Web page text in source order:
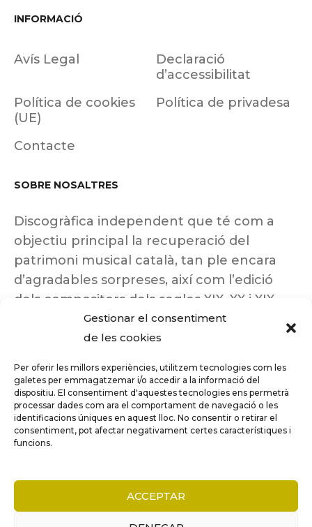
Gestionar el consentiment
de les cookies
Per oferir les millors experiències, utilitzem tecnologies com les
galetes per emmagatzemar i/o accedir a la informació del
dispositiu. El consentiment d'aquestes tecnologies ens permetrà
processar dades com ara el comportament de navegació o les
identificacions úniques en aquest lloc. No consentir o retirar el
consentiment, pot afectar negativament certes característiques i
funcions.
ACCEPTAR
INFORMACIÓ
Avís Legal
Declaració
d’accessibilitat
Política de cookies
(UE)
Política de privadesa
Contacte
SOBRE NOSALTRES
Discogràfica independent que té com a
objectiu principal la recuperació del
patrimoni musical català, tan ple encara
d’agradables sorpreses, així com l’edició
dels compositors dels segles XIX, XX i XIX
insuficientment coneguts.
Tots els drets reservats a ©Columna
Música.
COMPARE (0)